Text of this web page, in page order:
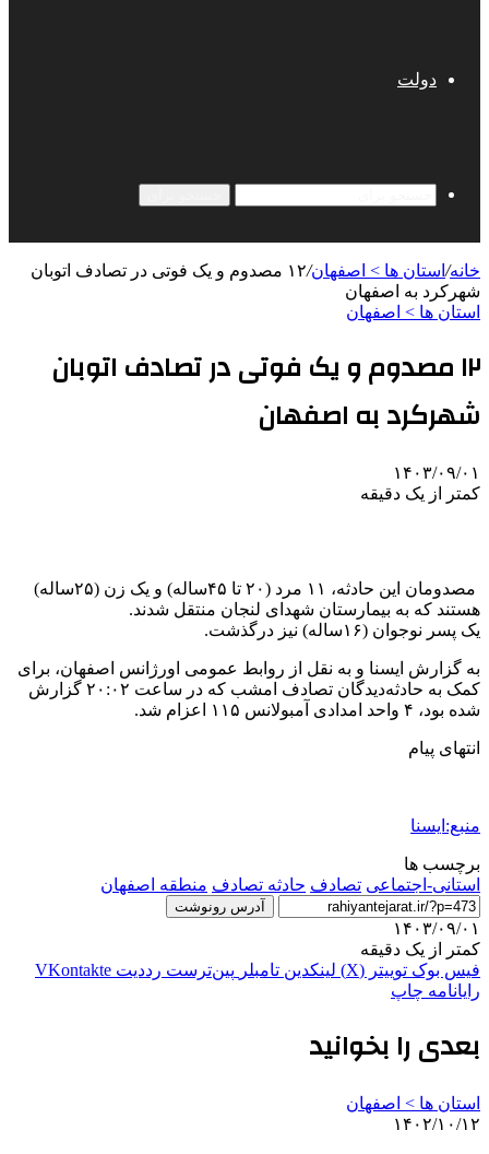
دولت
خانه/ استان ها > اصفهان/
۱۲ مصدوم و یک فوتی در تصادف اتوبان
شهرکرد به اصفهان
استان ها > اصفهان
۱۲ مصدوم و یک فوتی در تصادف اتوبان
شهرکرد به اصفهان
۱۴۰۳/۰۹/۰۱
کمتر از یک دقیقه
مصدومان این حادثه، ۱۱ مرد (۲۰ تا ۴۵ساله) و یک زن (۲۵ساله)
هستند که به بیمارستان شهدای لنجان منتقل شدند.
یک پسر نوجوان (۱۶ساله) نیز درگذشت.
به گزارش ایسنا و به نقل از روابط عمومی اورژانس اصفهان، برای
کمک به حادثه‌دیدگان تصادف امشب که در ساعت ۲۰:۰۲ گزارش
شده بود، ۴ واحد امدادی آمبولانس ۱۱۵ اعزام شد.
انتهای پیام
منبع:ایسنا
برچسب ها
استانی-اجتماعی تصادف حادثه تصادف منطقه اصفهان
آدرس رونوشت
۱۴۰۳/۰۹/۰۱
کمتر از یک دقیقه
فیس بوک توییتر (X) لینکدین ‫تامبلر ‫پین‌ترست ‫رددیت ‫VKontakte
رایانامه چاپ
بعدی را بخوانید
استان ها > اصفهان
۱۴۰۲/۱۰/۱۲